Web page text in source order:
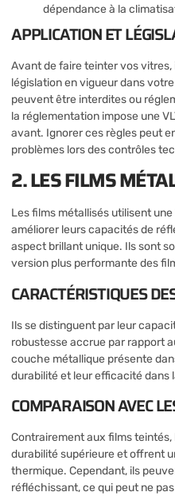
dépendance à la
APPLICATION ET
Avant de faire teinter vos
législation en vigueur dans
peuvent être interdites ou
la réglementation impose une
avant. Ignorer ces règles peut
problèmes lors des contrôles
2. LES FILMS
Les films métallisés utilisent
améliorer leurs capacités de
aspect brillant unique. Ils sont
version plus performante des
CARACTÉRISTIQUES
Ils se distinguent par leur
robustesse accrue par rapport
couche métallique présente
durabilité et leur efficacité dans
COMPARAISON AVEC
Contrairement aux films
durabilité supérieure et offrent
thermique. Cependant, ils
réfléchissant, ce qui peut ne